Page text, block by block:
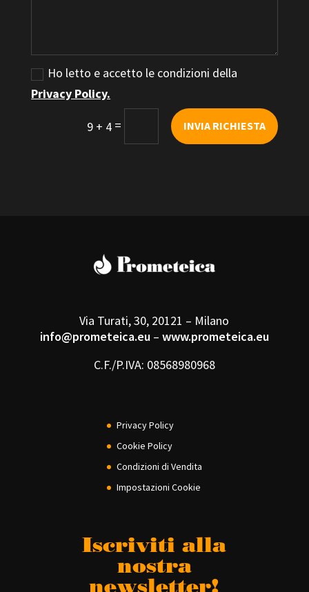
Ho letto e accetto le condizioni della
Privacy Policy.
9 + 4 = INVIA RICHIESTA
Via Turati, 30, 20121 – Milano
info@prometeica.eu– www.prometeica.eu
C.F./P.IVA: 08568980968
Privacy Policy
Cookie Policy
Condizioni di Vendita
Impostazioni Cookie
Iscriviti alla
nostra